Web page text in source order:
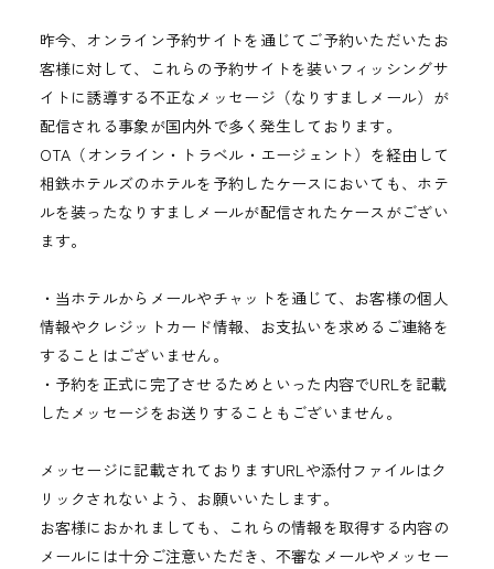
昨今、オンライン予約サイトを通じてご予約いただいたお
客様に対して、これらの予約サイトを装いフィッシングサ
イトに誘導する不正なメッセージ（なりすましメール）が
配信される事象が国内外で多く発生しております。
OTA（オンライン・トラベル・エージェント）を経由して
相鉄ホテルズのホテルを予約したケースにおいても、ホテ
ルを装ったなりすましメールが配信されたケースがござい
ます。
・当ホテルからメールやチャットを通じて、お客様の個人
情報やクレジットカード情報、お支払いを求めるご連絡を
することはございません。
・予約を正式に完了させるためといった内容でURLを記載
したメッセージをお送りすることもございません。
メッセージに記載されておりますURLや添付ファイルはク
リックされないよう、お願いいたします。
お客様におかれましても、これらの情報を取得する内容の
メールには十分ご注意いただき、不審なメールやメッセー